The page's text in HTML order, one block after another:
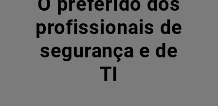
profissionais de
segurança e de
TI